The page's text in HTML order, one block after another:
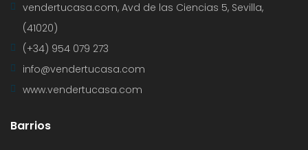
vendertucasa.com, Avd de las Ciencias 5, Sevilla,
(41020)
(+34) 954 079 273
info@vendertucasa.com
www.vendertucasa.com
Barrios